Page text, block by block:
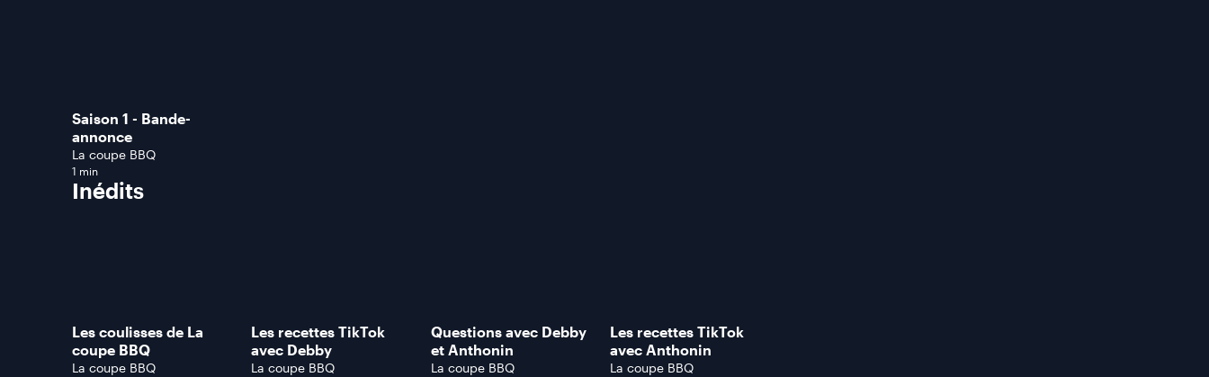
Saison 1 - Bande-
annonce
La coupe BBQ
1 min
Inédits
Les coulisses de La
coupe BBQ
La coupe BBQ
Les recettes TikTok
avec Debby
La coupe BBQ
Questions avec Debby
et Anthonin
La coupe BBQ
Les recettes TikTok
avec Anthonin
La coupe BBQ